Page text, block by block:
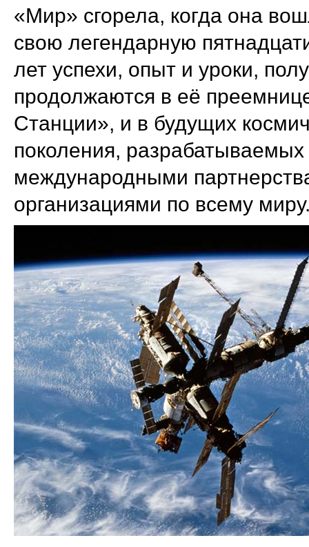
«Мир» сгорела, когда она
свою легендарную
лет успехи, опыт и уроки,
продолжаются в её
Станции», и в будущих
поколения,
международными
организациями по всему